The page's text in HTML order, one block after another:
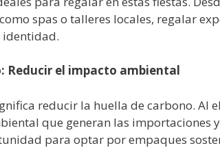
spas o talleres locales, regalar
identidad.
Reducir el impacto ambiental
reducir la huella de carbono. Al
que generan las importaciones
para optar por empaques